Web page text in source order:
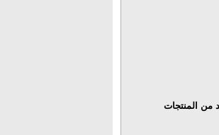
من المنتجات